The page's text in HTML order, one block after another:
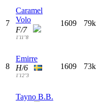
7
Caramel
Volo
F/7
1'11"8
1609 79k
8
Emirre
H/6
1'12"3
1609 73k
Tayno B.B.